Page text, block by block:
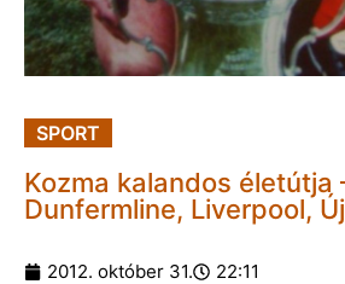
SPORT
Kozma kalandos életútja
Dunfermline, Liverpool,
2012. október 31. 22:11